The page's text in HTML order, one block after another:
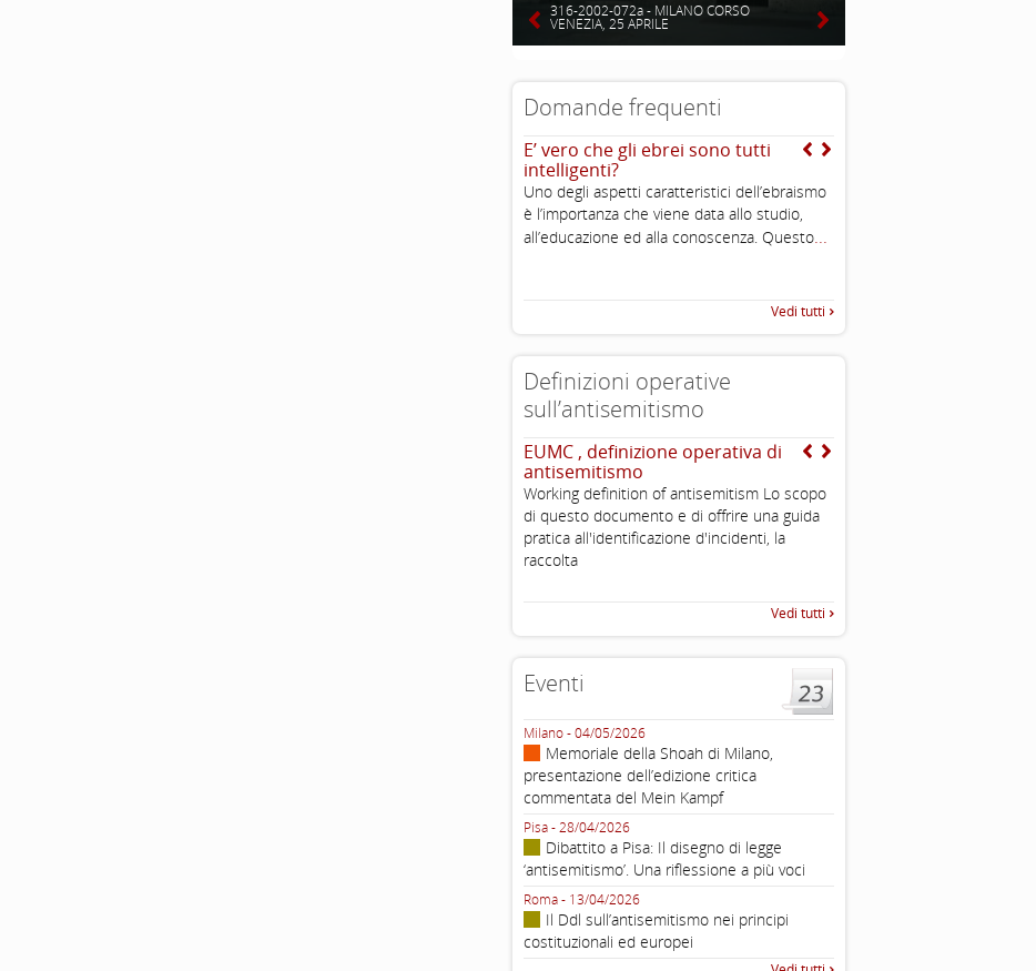
316-2002-072a - MILANO CORSO
VENEZIA, 25 APRILE
Domande frequenti
E’ vero che gli ebrei sono tutti
intelligenti?
Uno degli aspetti caratteristici dell’ebraismo
è l’importanza che viene data allo studio,
all’educazione ed alla conoscenza. Questo...
Vedi tutti
Definizioni operative
sull’antisemitismo
EUMC , definizione operativa di
antisemitismo
Working definition of antisemitism Lo scopo
di questo documento e di offrire una guida
pratica all'identificazione d'incidenti, la
raccolta
Vedi tutti
Eventi
Milano - 04/05/2026
Memoriale della Shoah di Milano,
presentazione dell’edizione critica
commentata del Mein Kampf
Pisa - 28/04/2026
Dibattito a Pisa: Il disegno di legge
‘antisemitismo’. Una riflessione a più voci
Roma - 13/04/2026
Il Ddl sull’antisemitismo nei principi
costituzionali ed europei